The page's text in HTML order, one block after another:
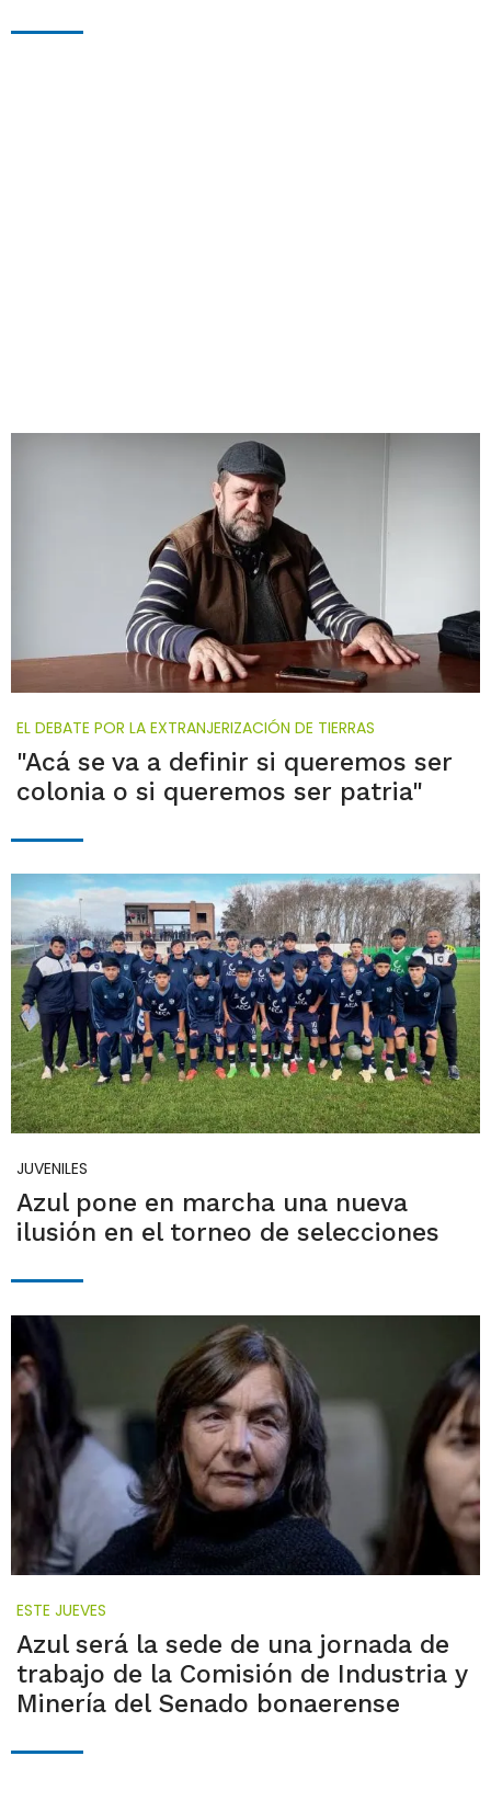
EL DEBATE POR LA EXTRANJERIZACIÓN DE TIERRAS
"Acá se va a definir si queremos ser
colonia o si queremos ser patria"
JUVENILES
Azul pone en marcha una nueva
ilusión en el torneo de selecciones
ESTE JUEVES
Azul será la sede de una jornada de
trabajo de la Comisión de Industria y
Minería del Senado bonaerense